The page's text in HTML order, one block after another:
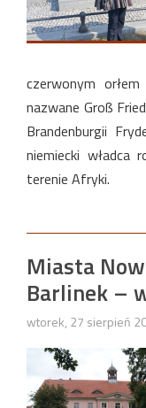
czerwonym
nazwane Groß
Brandenburgii
niemiecki władca
terenie Afryki.
Miasta
Barlinek –
wtorek, 27 sierpień